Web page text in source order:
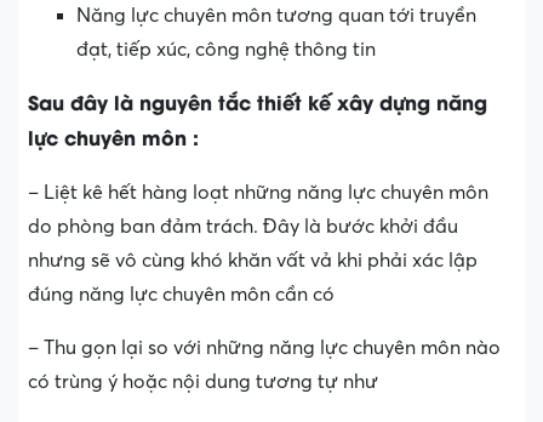
Năng lực chuyên môn tương quan tới truyền
đạt, tiếp xúc, công nghệ thông tin
Sau đây là nguyên tắc thiết kế xây dựng năng
lực chuyên môn :
– Liệt kê hết hàng loạt những năng lực chuyên môn
do phòng ban đảm trách. Đây là bước khởi đầu
nhưng sẽ vô cùng khó khăn vất vả khi phải xác lập
đúng năng lực chuyên môn cần có
– Thu gọn lại so với những năng lực chuyên môn nào
có trùng ý hoặc nội dung tương tự như